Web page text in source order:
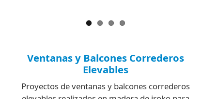
Ventanas y Balcones Correderos
Elevables
Proyectos de ventanas y balcones correderos